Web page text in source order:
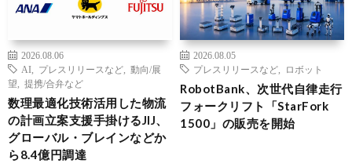
2026.08.06
AI
プレスリリースなど
動向/展
望
提携/合弁など
数理最適化技術活用した物流
の計画立案支援手掛けるJIJ、
グローバル・ブレインなどか
ら8.4億円調達
2026.08.05
プレスリリースなど
ロボット
RobotBank、次世代自律走行
フォークリフト「StarFork
1500」の販売を開始